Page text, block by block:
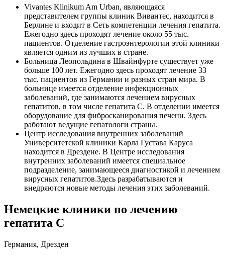
Vivantes Klinikum Am Urban, являющаяся
представителем группы клиник Вивантес, находится в
Берлине и входит в Сеть компетенции лечения гепатита.
Ежегодно здесь проходят лечение около 55 тыс.
пациентов. Отделение гастроэнтерологии этой клиники
является одним из лучших в стране.
Больница Леопольдина в Швайнфурте существует уже
больше 100 лет. Ежегодно здесь проходят лечение 33
тыс. пациентов из Германии и разных стран мира. В
больнице имеется отделение инфекционных
заболеваний, где занимаются лечением вирусных
гепатитов, в том числе гепатита С. В отделении имеется
оборудование для фибросканирования печени. Здесь
работают ведущие гепатологи страны.
Центр исследования внутренних заболеваний
Университетской клиники Карла Густава Каруса
находится в Дрездене. В Центре исследования
внутренних заболеваний имеется специальное
подразделение, занимающееся диагностикой и лечением
вирусных гепатитов.Здесь разрабатываются и
внедряются новые методы лечения этих заболеваний.
Немецкие клиники по лечению
гепатита С
Германия, Дрезден